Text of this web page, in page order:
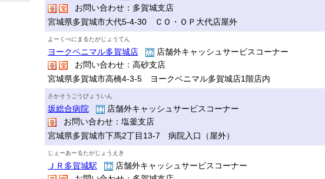
お問い合わせ：多賀城支店
宮城県多賀城市大代5-4-30 ＣＯ・ＯＰ大代店屋外
よーくべにまるたがじょうてん
ヨークベニマル多賀城店
店舗外キャッシュサービスコーナー
お問い合わせ：高砂支店
宮城県多賀城市高橋4-3-5 ヨークベニマル多賀城店1階店内
さかそうごうびょういん
坂総合病院
店舗外キャッシュサービスコーナー
お問い合わせ：塩釜支店
宮城県多賀城市下馬2丁目13-7 病院入口（屋外）
じぇーあーるたがじょうえき
ＪＲ多賀城駅
店舗外キャッシュサービスコーナー